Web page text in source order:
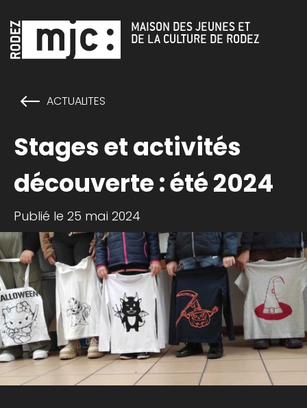
MAISON DES JEUNES ET
DE LA CULTURE DE RODEZ
ACTUALITES
Stages et activités
découverte : été 2024
Publié le 25 mai 2024